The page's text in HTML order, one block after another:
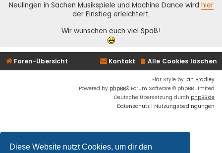
Diese Website nutzt Cookies, um dir den
Neulingen in Sachen Musikspiele und Machine Dance wird hier
der Einstieg erleichtert.
Wir wünschen euch viel Spaß!
Foren-Übersicht Alle Cookies löschen
Kontakt
Flat Style by Ian Bradley
Powered by phpBB® Forum Software © phpBB Limited
Deutsche Übersetzung durch phpBB.de
Datenschutz | Nutzungsbedingungen